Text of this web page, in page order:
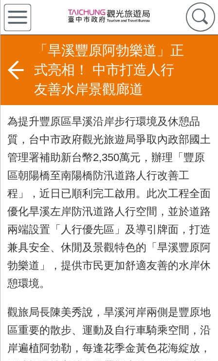
「旱溪豐原阿勃樂道」正
式亮相！ 中市打造人行
友善水岸景觀廊道
為提升豐原區旱溪沿岸步行環境及休憩品
質，台中市政府觀光旅遊局爭取內政部國土
管理署補助新台幣2,350萬元，辦理「豐原
區朝陽橋至南陽橋防汛道路人行改善工
程」，近日已順利完工啟用。此次工程全面
優化旱溪左岸防汛道路人行空間，並於道路
兩端設置「人行優先區」及導引牌面，打造
兼具安全、休閒及景觀特色的「旱溪豐原阿
勃樂道」，提供市民更加舒適友善的水岸休
憩環境。
觀旅局長陳美秀說，旱溪河岸兩側是豐原地
區重要的散步、運動及自行車騎乘空間，沿
岸遍植阿勃勒，每逢花季金黃色花海綻放，